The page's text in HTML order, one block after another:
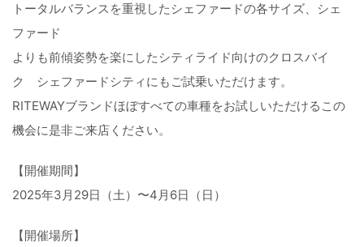
トータルバランスを重視したシェファードの各サイズ、 シェ
ファード
よりも前傾姿勢を楽にしたシティライド向けのクロスバイ
ク シェファードシティにもご試乗いただけます。
RITEWAYブランドほぼすべての車種をお試しいただけるこの
機会に是非ご来店ください。
【開催期間】
2025年3月29日（土）〜4月6日（日）
【開催場所】